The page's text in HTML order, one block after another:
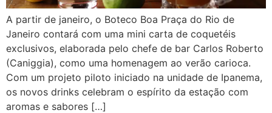
A partir de janeiro, o Boteco Boa Praça do Rio de
Janeiro contará com uma mini carta de coquetéis
exclusivos, elaborada pelo chefe de bar Carlos Roberto
(Caniggia), como uma homenagem ao verão carioca.
Com um projeto piloto iniciado na unidade de Ipanema,
os novos drinks celebram o espírito da estação com
aromas e sabores […]